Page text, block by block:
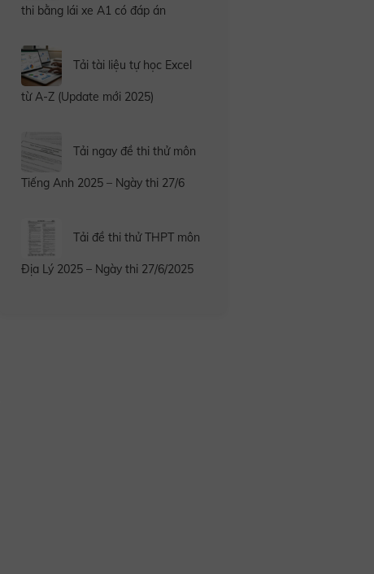
thi bằng lái xe A1 có đáp án
Tải tài liệu tự học Excel
từ A-Z (Update mới 2025)
Tải ngay đề thi thử môn
Tiếng Anh 2025 – Ngày thi 27/6
Tải đề thi thử THPT môn
Địa Lý 2025 – Ngày thi 27/6/2025